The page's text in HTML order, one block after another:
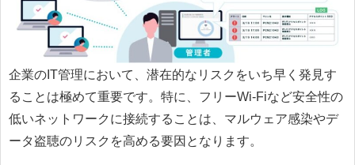
企業のIT管理において、潜在的なリスクをいち早く発見す
ることは極めて重要です。特に、フリーWi-Fiなど安全性の
低いネットワークに接続することは、マルウェア感染やデ
ータ盗聴のリスクを高める要因となります。